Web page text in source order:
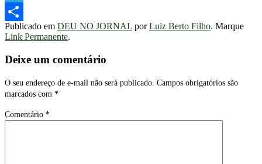
Telegram
Share
Publicado em DEU NO JORNAL porLuiz Berto Filho. Marque
Link Permanente.
Deixe um comentário
O seu endereço de e-mail não será publicado. Campos obrigatórios são
marcados com *
Comentário *